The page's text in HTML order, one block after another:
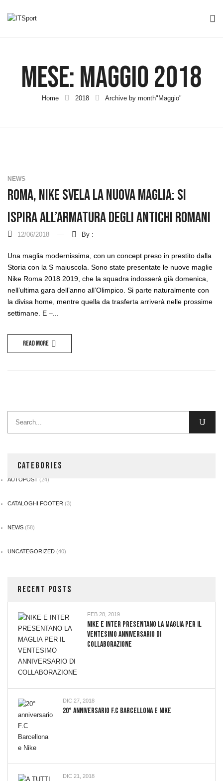
Mese:Maggio 2018
Home 2018 Archive by month"Maggio"
CATEGORIES
AUTOPOST (24)
CATALOGHI FOOTER (3)
NEWS (58)
UNCATEGORIZED (40)
RECENT POSTS
FEB 28, 2019
NIKE E INTER PRESENTANO LA MAGLIA PER IL
VENTESIMO ANNIVERSARIO DI
COLLABORAZIONE
DIC 27, 2018
20° Anniversario F.C Barcellona E Nike
DIC 21, 2018
NEWS
Roma, Nike Svela La Nuova Maglia: Si
Ispira All’armatura Degli Antichi Romani
12/06/2018 By :
Una maglia modernissima, con un concept preso in prestito dalla
Storia con la S maiuscola. Sono state presentate le nuove maglie
Nike Roma 2018 2019, che la squadra indosserà già domenica,
nell’ultima gara dell’anno all’Olimpico. Si parte naturalmente con
la divisa home, mentre quella da trasferta arriverà nelle prossime
settimane. E –...
Read more